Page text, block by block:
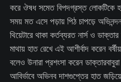
করে ঔষধ সমেত বিপদগ্রস্ত লোকটিকে
সময় মত এসে পড়ায় পিঠ চাপড়ে
থিয়েটারে থাকা কর্তব্যরত নার্স ও
মাথায় হাত রেখে এই আশীর্বাদ করেন
বলেও উনারা প্রশংসা করেন
আবির্ভাবে অভিনব দাশগুপ্তের হাত